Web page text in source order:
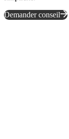
Demander conseil